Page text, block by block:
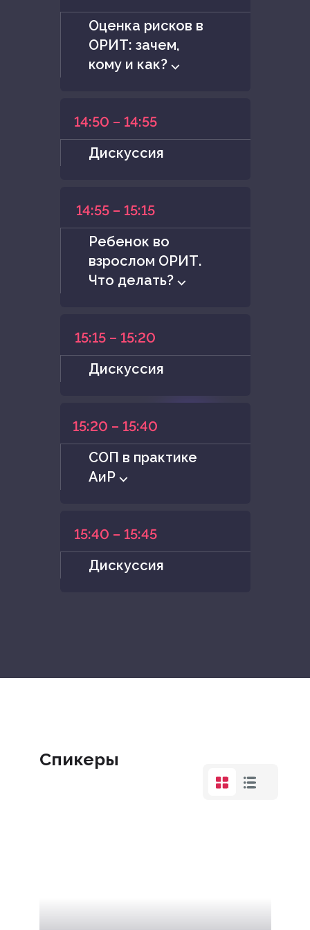
Оценка рисков в
ОРИТ: зачем,
кому и как? ⌵
14:50 – 14:55
Дискуссия
14:55 – 15:15
Ребенок во
взрослом ОРИТ.
Что делать? ⌵
15:15 – 15:20
Дискуссия
15:20 – 15:40
СОП в практике
АиР ⌵
15:40 – 15:45
Дискуссия
Спикеры